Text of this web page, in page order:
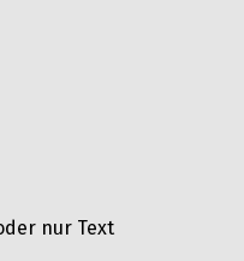
nur Text